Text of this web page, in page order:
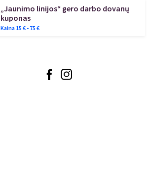
„Jaunimo linijos“ gero darbo dovanų
kuponas
Kaina 15 € - 75 €